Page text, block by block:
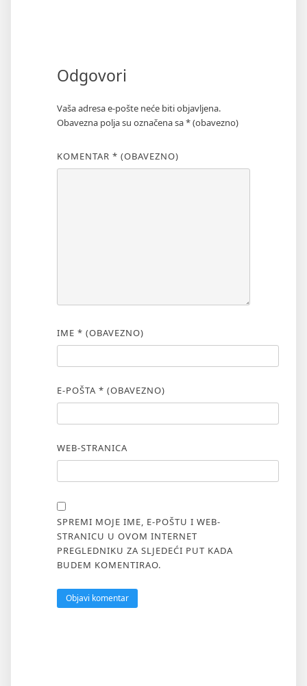
Odgovori
Vaša adresa e-pošte neće biti objavljena.
Obavezna polja su označena sa* (obavezno)
KOMENTAR * (OBAVEZNO)
IME * (OBAVEZNO)
E-POŠTA * (OBAVEZNO)
WEB-STRANICA
SPREMI MOJE IME, E-POŠTU I WEB-
STRANICU U OVOM INTERNET
PREGLEDNIKU ZA SLJEDEĆI PUT KADA
BUDEM KOMENTIRAO.